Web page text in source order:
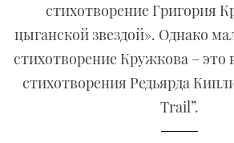
стихотворение Григория
цыганской звездой». Однако
стихотворение Кружкова – это
стихотворения Редьярда
Trail”.